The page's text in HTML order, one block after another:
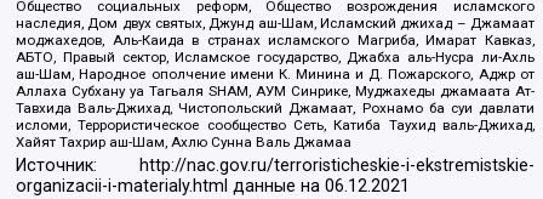
Общество социальных реформ, Общество возрождения исламского
наследия, Дом двух святых, Джунд аш-Шам, Исламский джихад – Джамаат
моджахедов, Аль-Каида в странах исламского Магриба, Имарат Кавказ,
АБТО, Правый сектор, Исламское государство, Джабха аль-Нусра ли-Ахль
аш-Шам, Народное ополчение имени К. Минина и Д. Пожарского, Аджр от
Аллаха Субхану уа Тагьаля SHAM, АУМ Синрике, Муджахеды джамаата Ат-
Тавхида Валь-Джихад, Чистопольский Джамаат, Рохнамо ба суи давлати
исломи, Террористическое сообщество Сеть, Катиба Таухид валь-Джихад,
Хайят Тахрир аш-Шам, Ахлю Сунна Валь Джамаа
Источник:
http://nac.gov.ru/terroristicheskie-i-ekstremistskie-
organizacii-i-materialy.html данные на06.12.2021